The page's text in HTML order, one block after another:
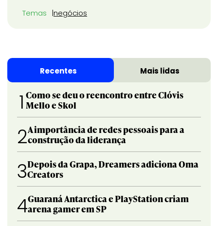
Temas negócios
Recentes Mais lidas
1 Como se deu o reencontro entre Clóvis
Mello e Skol
2A importância de redes pessoais para a
construção da liderança
3Depois da Grapa, Dreamers adiciona Oma
Creators
4Guaraná Antarctica e PlayStation criam
arena gamer em SP